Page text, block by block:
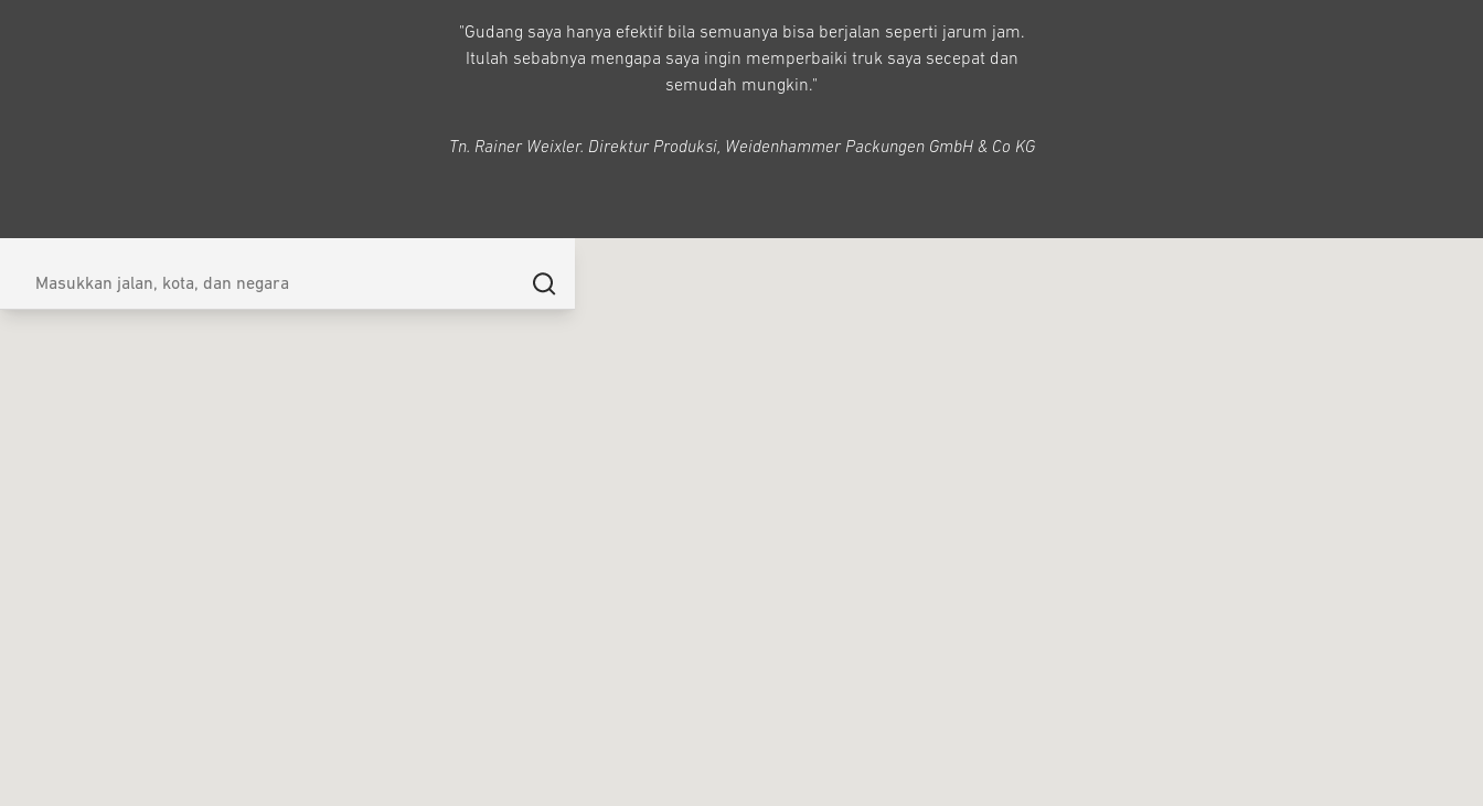
"Gudang saya hanya efektif bila semuanya bisa berjalan seperti jarum jam.
Itulah sebabnya mengapa saya ingin memperbaiki truk saya secepat dan
semudah mungkin."
Tn. Rainer Weixler. Direktur Produksi, Weidenhammer Packungen GmbH & Co KG